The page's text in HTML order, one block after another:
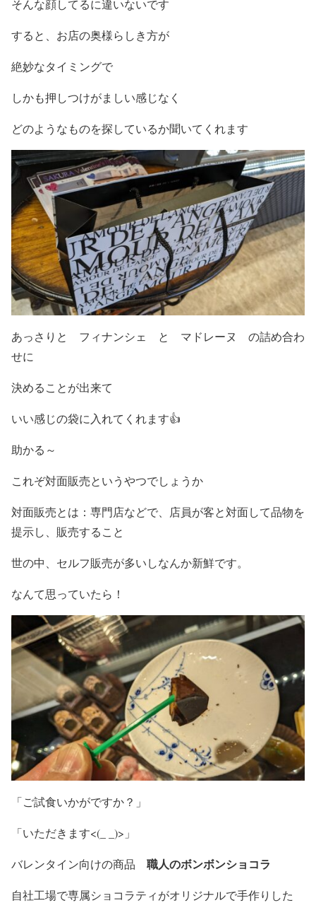
そんな顔してるに違いないです
すると、お店の奥様らしき方が
絶妙なタイミングで
しかも押しつけがましい感じなく
どのようなものを探しているか聞いてくれます
あっさりと フィナンシェ と マドレーヌ の詰め合わ
せに
決めることが出来て
いい感じの袋に入れてくれます👍
助かる～
これぞ対面販売というやつでしょうか
対面販売とは：専門店などで、店員が客と対面して品物を
提示し、販売すること
世の中、セルフ販売が多いしなんか新鮮です。
なんて思っていたら！
「ご試食いかがですか？」
「いただきます<(_ _)>」
バレンタイン向けの商品 職人のボンボンショコラ
自社工場で専属ショコラティがオリジナルで手作りした